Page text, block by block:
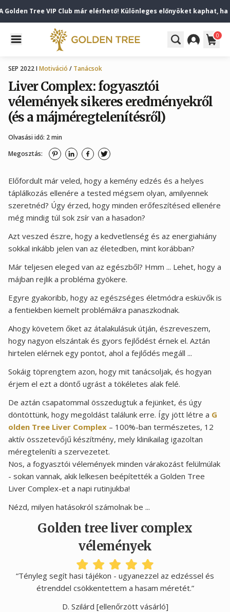
Tree VIP Club már elérhető! Különleges előnyöket kaphat, ha
0
SEP 2022 IMotiváció / Tanácsok
Liver Complex: fogyasztói
vélemények sikeres eredményekről
(és a májméregtelenítésről)
Olvasási idő: 2 min
Megosztás:
Előfordult már veled, hogy a kemény edzés és a helyes
táplálkozás ellenére a tested mégsem olyan, amilyennek
szeretnéd? Úgy érzed, hogy minden erőfeszítésed ellenére
még mindig túl sok zsír van a hasadon?
Azt veszed észre, hogy a kedvetlenség és az energiahiány
sokkal inkább jelen van az életedben, mint korábban?
Már teljesen eleged van az egészből? Hmm ... Lehet, hogy a
májban rejlik a probléma gyökere.
Egyre gyakoribb, hogy az egészséges életmódra esküvők is
a fentiekben kiemelt problémákra panaszkodnak.
Ahogy követem őket az átalakulásuk útján, észreveszem,
hogy nagyon elszántak és gyors fejlődést érnek el. Aztán
hirtelen elérnek egy pontot, ahol a fejlődés megáll ...
Sokáig töprengtem azon, hogy mit tanácsoljak, és hogyan
érjem el ezt a döntő ugrást a tökéletes alak felé.
De aztán csapatommal összedugtuk a fejünket, és úgy
döntöttünk, hogy megoldást találunk erre. Így jött létre a G
olden Tree Liver Complex – 100%-ban természetes, 12
aktív összetevőjű készítmény, mely klinikailag igazoltan
méregteleníti a szervezetet.
Nos, a fogyasztói vélemények minden várakozást felülmúlak
- sokan vannak, akik lelkesen beépítették a Golden Tree
Liver Complex-et a napi rutinjukba!
Nézd, milyen hatásokról számolnak be ...
Golden tree liver complex
vélemények
“Tényleg segít hasi tájékon - ugyanezzel az edzéssel és
étrenddel csökkentettem a hasam méretét.”
D. Szilárd [ellenőrzött vásárló]